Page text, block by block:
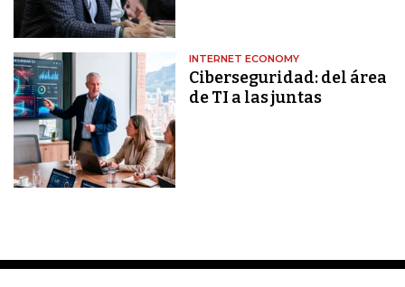
INTERNET ECONOMY
Ciberseguridad: del área
de TI a las juntas